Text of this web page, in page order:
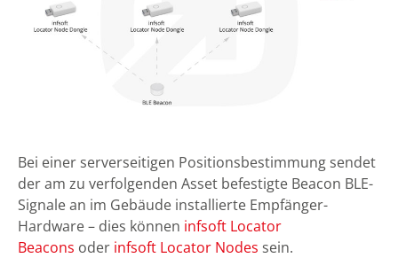
Bei einer serverseitigen Positionsbestimmung sendet
der am zu verfolgenden Asset befestigte Beacon BLE-
Signale an im Gebäude installierte Empfänger-
Hardware – dies können infsoft Locator
Beacons oder infsoft Locator Nodes sein.